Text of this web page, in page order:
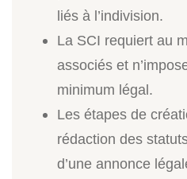
liés à l’indivision.
La SCI requiert au
associés et
minimum légal.
Les étapes de
rédaction des
d’une annonce